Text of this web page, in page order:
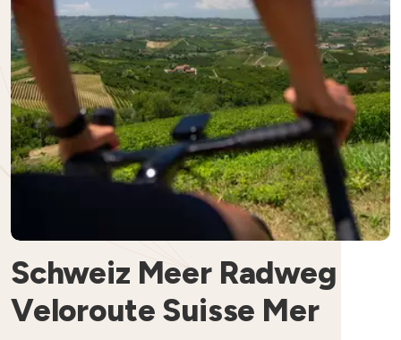
Schweiz Meer Radweg
Veloroute Suisse Mer